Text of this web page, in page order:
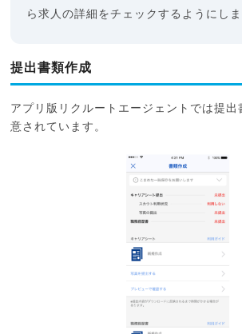
ら求人の詳細をチェックするようにしま
提出書類作成
アプリ版リクルートエージェントでは提出
意されています。